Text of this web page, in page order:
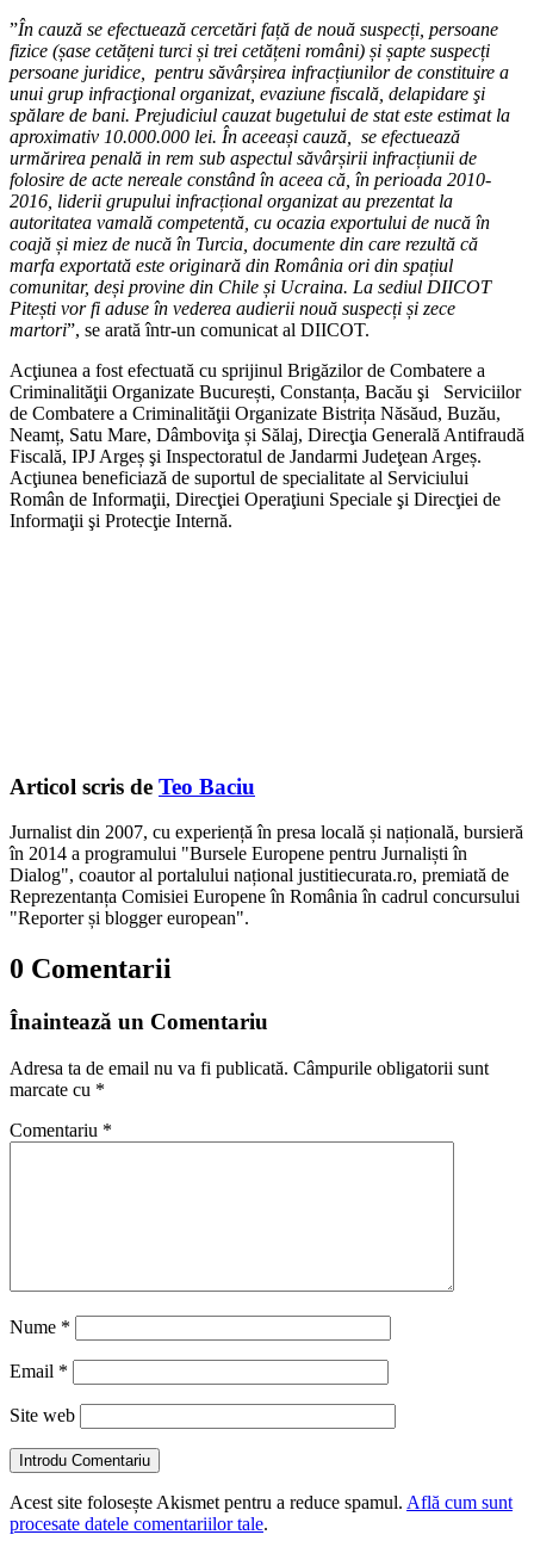
”În cauză se efectuează cercetări față de nouă suspecți, persoane
fizice (șase cetățeni turci și trei cetățeni români) și șapte suspecți
persoane juridice, pentru săvârșirea infracțiunilor de constituire a
unui grup infracţional organizat, evaziune fiscală, delapidare şi
spălare de bani. Prejudiciul cauzat bugetului de stat este estimat la
aproximativ 10.000.000 lei. În aceeași cauză, se efectuează
urmărirea penală in rem sub aspectul săvârșirii infracțiunii de
folosire de acte nereale constând în aceea că, în perioada 2010-
2016, liderii grupului infracțional organizat au prezentat la
autoritatea vamală competentă, cu ocazia exportului de nucă în
coajă și miez de nucă în Turcia, documente din care rezultă că
marfa exportată este originară din România ori din spațiul
comunitar, deși provine din Chile și Ucraina. La sediul DIICOT
Pitești vor fi aduse în vederea audierii nouă suspecți și zece
martori”, se arată într-un comunicat al DIICOT.
Acţiunea a fost efectuată cu sprijinul Brigăzilor de Combatere a
Criminalităţii Organizate București, Constanța, Bacău şi Serviciilor
de Combatere a Criminalităţii Organizate Bistrița Năsăud, Buzău,
Neamț, Satu Mare, Dâmboviţa și Sălaj, Direcţia Generală Antifraudă
Fiscală, IPJ Argeș şi Inspectoratul de Jandarmi Judeţean Argeș.
Acţiunea beneficiază de suportul de specialitate al Serviciului
Român de Informaţii, Direcţiei Operaţiuni Speciale şi Direcţiei de
Informaţii şi Protecţie Internă.
Articol scris de Teo Baciu
Jurnalist din 2007, cu experiență în presa locală și națională, bursieră
în 2014 a programului "Bursele Europene pentru Jurnaliști în
Dialog", coautor al portalului național justitiecurata.ro, premiată de
Reprezentanța Comisiei Europene în România în cadrul concursului
"Reporter și blogger european".
0 Comentarii
Înaintează un Comentariu
Adresa ta de email nu va fi publicată. Câmpurile obligatorii sunt
marcate cu *
Comentariu *
Nume *
Email *
Site web
Introdu Comentariu
Acest site folosește Akismet pentru a reduce spamul. Află cum sunt
procesate datele comentariilor tale.